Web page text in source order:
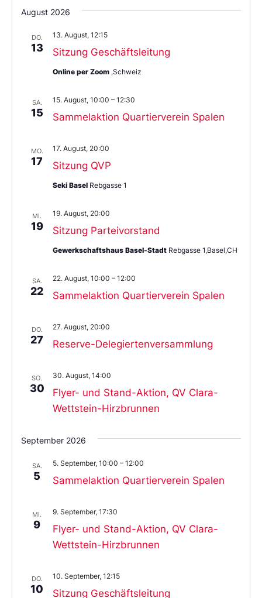
Sie
das
aus.
August 2026
DO.
13 Sitzung Geschäftsleitung
13. August, 12:15
Online per Zoom ,Schweiz
SA.
15 Sammelaktion Quartierverein Spalen
15. August, 10:00 – 12:30
MO.
17 Sitzung QVP
17. August, 20:00
Seki Basel Rebgasse 1
MI.
19 Sitzung Parteivorstand
19. August, 20:00
Gewerkschaftshaus Basel-Stadt Rebgasse 1,Basel,CH
SA.
22 Sammelaktion Quartierverein Spalen
22. August, 10:00 – 12:00
DO.
27 Reserve-Delegiertenversammlung
27. August, 20:00
SO.
30
Flyer- und Stand-Aktion, QV Clara-
Wettstein-Hirzbrunnen
30. August, 14:00
September 2026
SA.
5 Sammelaktion Quartierverein Spalen
5. September, 10:00 – 12:00
MI.
9
Flyer- und Stand-Aktion, QV Clara-
Wettstein-Hirzbrunnen
9. September, 17:30
DO.
10 Sitzung Geschäftsleitung
10. September, 12:15